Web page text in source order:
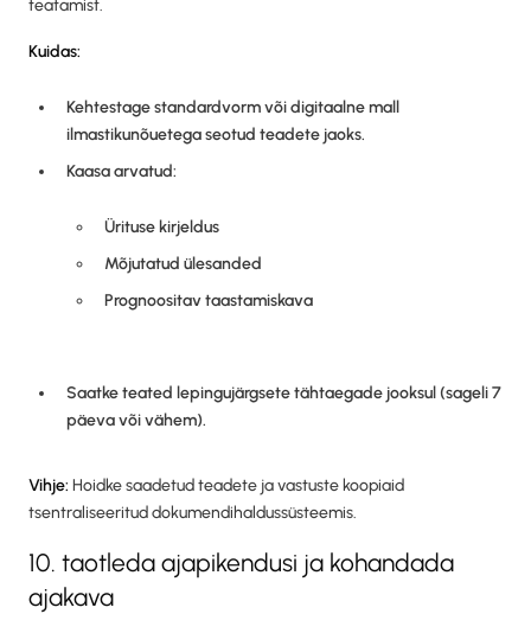
teatamist.
Kuidas:
Kehtestage standardvorm või digitaalne mall
ilmastikunõuetega seotud teadete jaoks.
Kaasa arvatud:
Ürituse kirjeldus
Mõjutatud ülesanded
Prognoositav taastamiskava
Saatke teated lepingujärgsete tähtaegade jooksul (sageli 7
päeva või vähem).
Vihje: Hoidke saadetud teadete ja vastuste koopiaid
tsentraliseeritud dokumendihaldussüsteemis.
10. taotleda ajapikendusi ja kohandada
ajakava